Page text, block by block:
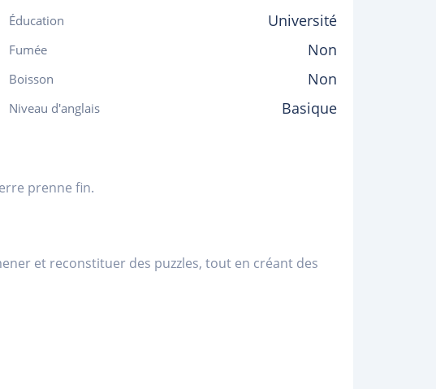
Éducation Université
Fumée Non
Boisson Non
Niveau d'anglais Basique
prenne fin.
et reconstituer des puzzles, tout en créant des